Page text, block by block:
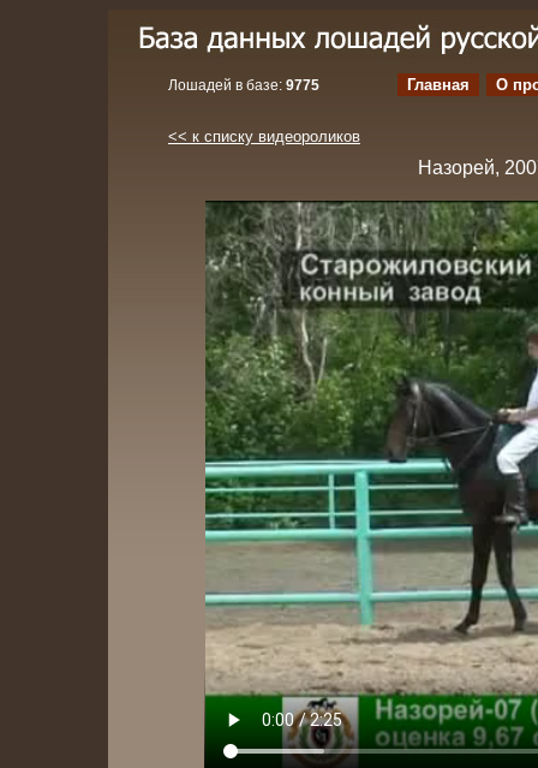
Лошадей в базе: 9775 Главная О
<< к списку видеороликов
Назорей,